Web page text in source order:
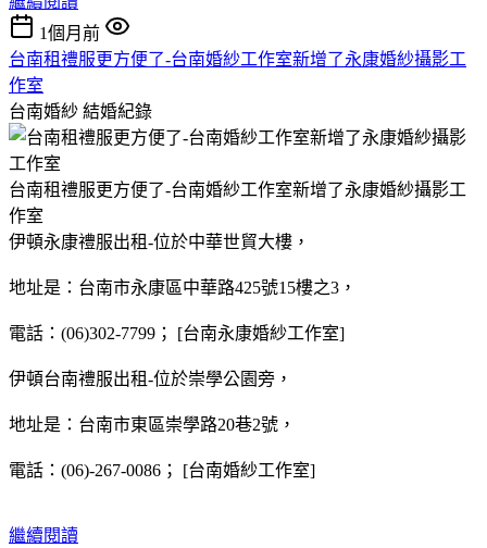
1個月前
台南租禮服更方便了-台南婚紗工作室新增了永康婚紗攝影工
作室
台南婚紗 結婚紀錄
台南租禮服更方便了-台南婚紗工作室新增了永康婚紗攝影工
作室
伊頓永康禮服出租-位於中華世貿大樓，
地址是：台南市永康區中華路425號15樓之3，
電話：(06)302-7799； [台南永康婚紗工作室]
伊頓台南禮服出租-位於崇學公園旁，
地址是：台南市東區崇學路20巷2號，
電話：(06)-267-0086； [台南婚紗工作室]
繼續閱讀